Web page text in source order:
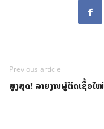
Previous article
ສູງສຸດ! ລາຍງານຜູ້ຕິດເຊື້ອໃໝ່